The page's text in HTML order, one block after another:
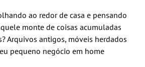
ao redor de casa e pensando
monte de coisas acumuladas
Arquivos antigos, móveis herdados
pequeno negócio em home